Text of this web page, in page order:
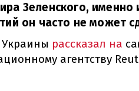
Зеленского, именно
он часто не может
Украины рассказал на
агентству